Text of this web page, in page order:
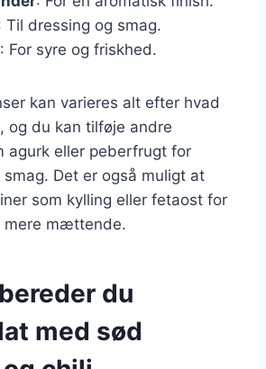
Til dressing og smag.
: For syre og friskhed.
kan varieres alt efter hvad
og du kan tilføje andre
agurk eller peberfrugt for
Det er også muligt at
som kylling eller fetaost for
mere mættende.
du
med sød